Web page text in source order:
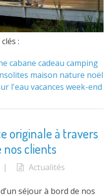
:
cabane cadeau camping
maison nature noël
l'eau vacances week-end
originale à travers
nos clients
| Actualités
séjour à bord de nos